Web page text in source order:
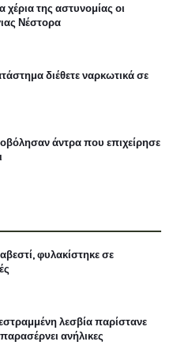
χέρια της αστυνομίας οι
Νέστορα
διέθετε ναρκωτικά σε
άντρα που επιχείρησε
φυλακίστηκε σε
λεσβία παρίστανε
ανήλικες